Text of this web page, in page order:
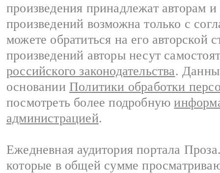
произведения принадлежат авторам
произведений возможна только с
можете обратиться на его авторской
произведений авторы несут
российского законодательства.
основании Политики обработки
посмотреть более подробную
администрацией.
Ежедневная аудитория портала
которые в общей сумме